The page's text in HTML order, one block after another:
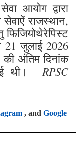
आयोग द्वारा
सेवाऐं राजस्थान,
21 जुलाई 2026
अंतिम दिनांक
थी। RPSC
, and Google